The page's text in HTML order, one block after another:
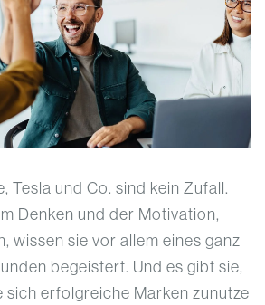
Tesla und Co. sind kein Zufall.
Denken und der Motivation,
wissen sie vor allem eines ganz
begeistert. Und es gibt sie,
sich erfolgreiche Marken zunutze